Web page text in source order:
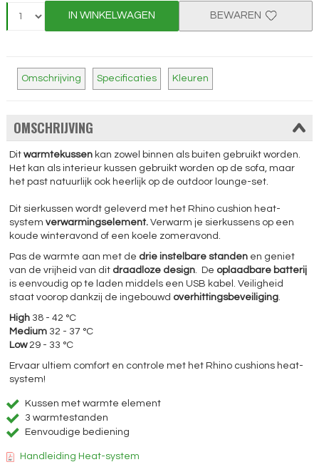
IN WINKELWAGEN BEWAREN
Omschrijving Specificaties Kleuren
OMSCHRIJVING
Ditwarmtekussen kan zowel binnen als buiten gebruikt worden.
Het kan als interieur kussen gebruikt worden op de sofa, maar
het past natuurlijk ook heerlijk op de outdoor lounge-set.
Dit sierkussen wordt geleverd met het Rhino cushion heat-
systemverwarmingselement. Verwarm je sierkussens op een
koude winteravond of een koele zomeravond.
Pas de warmte aan met de drie instelbare standen en geniet
van de vrijheid van dit draadloze design. De oplaadbare batterij
is eenvoudig op te laden middels een USB kabel. Veiligheid
staat voorop dankzij de ingebouwd overhittingsbeveiliging.
High 38 - 42 °C
Medium 32 - 37 °C
Low 29 - 33 °C
Ervaar ultiem comfort en controle met het Rhino cushions heat-
system!
Kussen met warmte element
3 warmtestanden
Eenvoudige bediening
Handleiding Heat-system